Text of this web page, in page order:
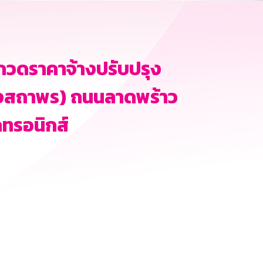
วดราคาจ้างปรับปรุง
ถาพร) ถนนลาดพร้าว
รอนิกส์